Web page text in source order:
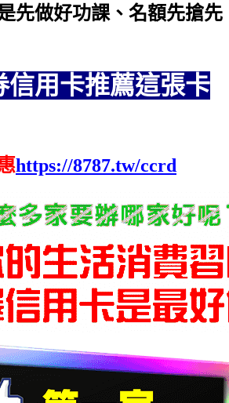
先做好功課、名額先搶先
信用卡推薦這張卡
https://8787.tw/ccrd